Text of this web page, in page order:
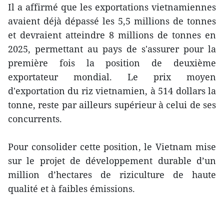
Il a affirmé que les exportations vietnamiennes
avaient déjà dépassé les 5,5 millions de tonnes
et devraient atteindre 8 millions de tonnes en
2025, permettant au pays de s'assurer pour la
première fois la position de deuxième
exportateur mondial. Le prix moyen
d'exportation du riz vietnamien, à 514 dollars la
tonne, reste par ailleurs supérieur à celui de ses
concurrents.
Pour consolider cette position, le Vietnam mise
sur le projet de développement durable d’un
million d’hectares de riziculture de haute
qualité et à faibles émissions.